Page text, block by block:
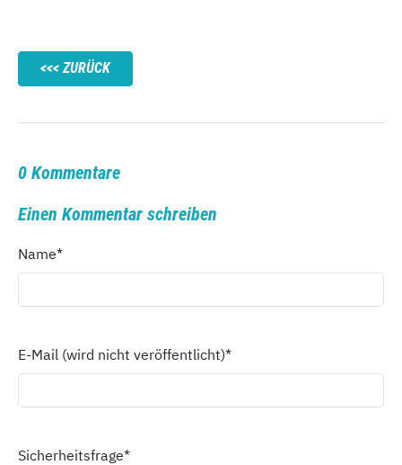
ZURÜCK
0 Kommentare
Einen Kommentar schreiben
Name*
E-Mail (wird nicht veröffentlicht)*
Sicherheitsfrage*